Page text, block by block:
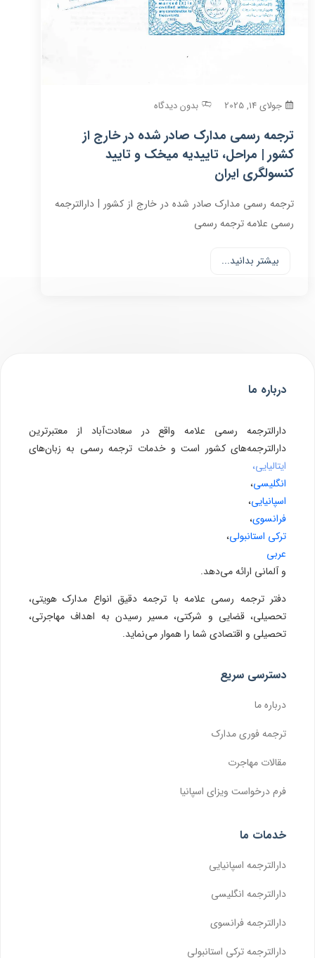
جولای 14, 2025 بدون دیدگاه
ترجمه رسمی مدارک صادر شده در خارج از
کشور | مراحل، تاییدیه میخک و تایید
کنسولگری ایران
ترجمه رسمی مدارک صادر شده در خارج از کشور | دارالترجمه
رسمی علامه ترجمه رسمی
بیشتر بدانید...
درباره ما
دارالترجمه رسمی علامه واقع در سعادت‌آباد از معتبرترین
دارالترجمه‌های کشور است و خدمات ترجمه رسمی به زبان‌های
ایتالیایی،
انگلیسی،
اسپانیایی،
فرانسوی،
ترکی استانبولی،
عربی
و آلمانی ارائه می‌دهد.
دفتر ترجمه رسمی علامه با ترجمه دقیق انواع مدارک هویتی،
تحصیلی، قضایی و شرکتی، مسیر رسیدن به اهداف مهاجرتی،
تحصیلی و اقتصادی شما را هموار می‌نماید.
دسترسی سریع
درباره ما
ترجمه فوری مدارک
مقالات مهاجرت
فرم درخواست ویزای اسپانیا
خدمات ما
دارالترجمه اسپانیایی
دارالترجمه انگلیسی
دارالترجمه فرانسوی
دارالترجمه ترکی استانبولی